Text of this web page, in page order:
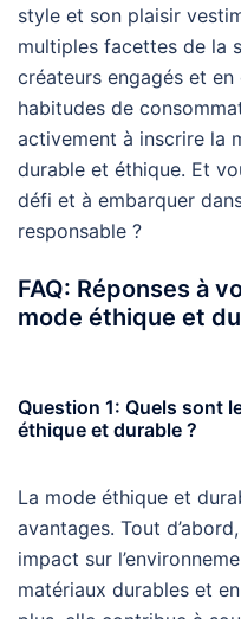
style et son plaisir
multiples facettes de la
créateurs engagés et
habitudes de
activement à inscrire la
durable et éthique. Et
défi et à embarquer
responsable ?
FAQ: Réponses à
mode éthique et
Question 1: Quels sont
éthique et durable ?
La mode éthique et
avantages. Tout
impact sur
matériaux durables et